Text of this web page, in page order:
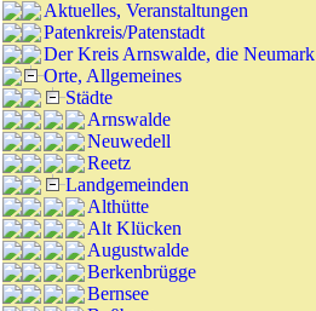
Aktuelles, Veranstaltungen
Patenkreis/Patenstadt
Der Kreis Arnswalde, die Neumark
Orte, Allgemeines
Städte
Arnswalde
Neuwedell
Reetz
Landgemeinden
Althütte
Alt Klücken
Augustwalde
Berkenbrügge
Bernsee